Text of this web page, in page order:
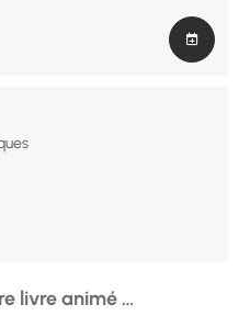
livre animé …